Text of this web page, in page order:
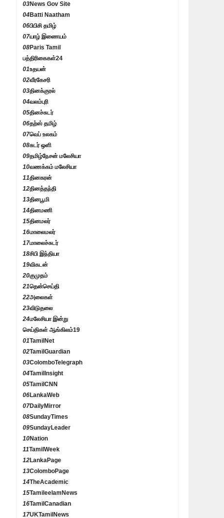
03News Gov Site
04Batti Naatham
06பிபிசி தமிழ்
07யாழ் இணையம்
08Paris Tamil
பத்திரிகைகள்24
01உதயன்
02வீரகேசரி
03தினக்குரல்
04வலம்புரி
05தினச்சுடர்
06தற்ஸ் தமிழ்
07வெப் உலகம்
08சுடர் ஒளி
09தமிழ்நேசன் மலேசியா
10வணக்கம் மலேசியா
11தினகரன்
12தினத்தந்தி
13தினபூமி
14தினமணி
15தினமலர்
16மாலைமலர்
17மாலைச்சுடர்
18சிபி இந்தியா
19விகடன்
20குமுதம்
21தென்செய்தி
22அலைகள்
23விடுதலை
24மலேசியா இன்று
செய்திகள் ஆங்கிலம்19
01TamilNet
02TamilGuardian
03ColomboTelegraph
04TamilInsight
05TamilCNN
06LankaWeb
07DailyMirror
08SundayTimes
09SundayLeader
10Nation
11TamilWeek
12LankaPage
13ColomboPage
14TheAcademic
15TamileelamNews
16TamilCanadian
17UKTamilNews